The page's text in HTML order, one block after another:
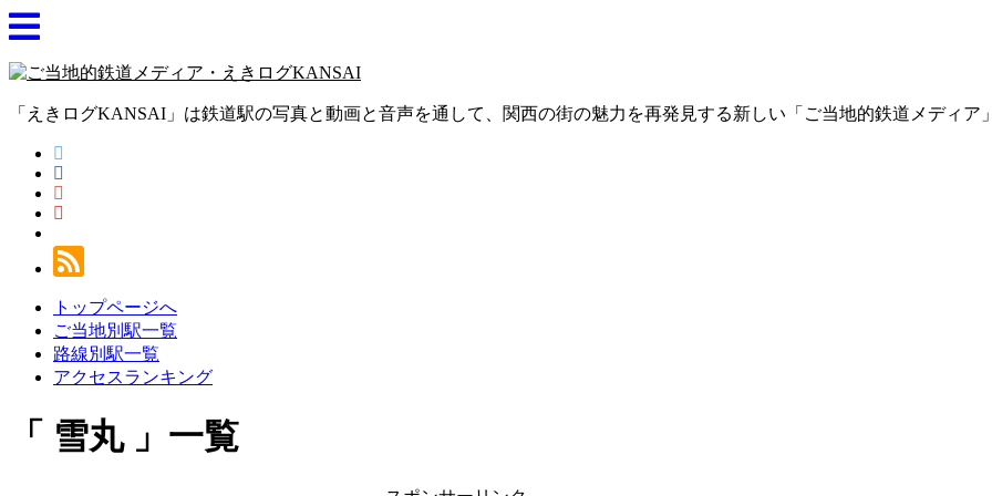
「えきログKANSAI」は鉄道駅の写真と動画と音声を通して、関西の街の魅力を再発見する新しい「ご当地的鉄道メディア
トップページへ
ご当地別駅一覧
路線別駅一覧
アクセスランキング
雪丸 一覧